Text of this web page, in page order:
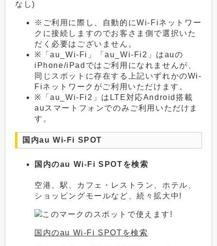
なし)
※ご利用に際し、自動的にWi-Fiネットワー
クに接続しますのでお客さま側で選択いた
だく必要はございません。
※「au_Wi-Fi」「au_Wi-Fi2」はauの
iPhone/iPadではご利用になれませんが、
同じスポットに存在する上記いずれかのWi-
Fiネットワークがご利用いただけます。
※「au_Wi-Fi2」はLTE対応Android搭載
auスマートフォンでのみご利用いただけま
す。
国内au Wi-Fi SPOT
国内のau Wi-Fi SPOTを検索
空港、駅、カフェ・レストラン、ホテル、
ショッピングモールなど、続々拡大中!
国内のau Wi-Fi SPOTを検索